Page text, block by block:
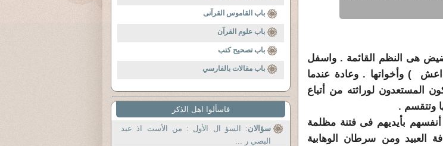
هى النظم القائمة . واسفل
) وأخواتها . وعادة عندما
المستعدون لوراثته من أتباع
وتتقسم .
بأيديهم فى فتنة مظلمة
العبيد ومن سرطان الوهابية
باب القاموس القرآنى
باب علوم القرآن
باب تصحيح كتب
باب مقالات بالفارسي
فاسألوا اهل الذكر
سؤالان: السؤ ال الأول : من الأست اذ عبد
البصي ر ...